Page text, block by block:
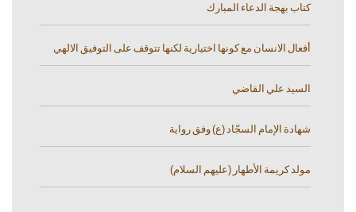
كتاب بهجة الدعاء المبارك
أفعال الانسان مع كونها اختيارية لكنها تتوقف على التوفيق الالهي
السيد علي القاضي
شهادة الإمام السجّاد (ع) وفق رواية
مولد كريمة الأطهار (عليهم السلام)